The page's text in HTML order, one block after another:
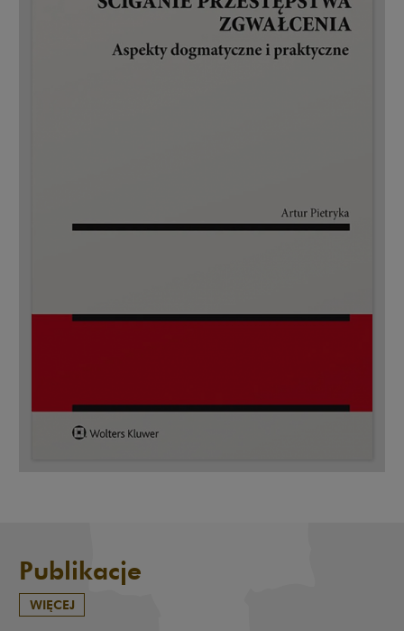
Publikacje
WIĘCEJ